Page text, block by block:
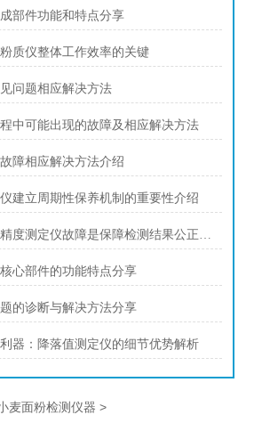
部件功能和特点分享
质仪整体工作效率的关键
问题相应解决方法
中可能出现的故障及相应解决方法
障相应解决方法介绍
建立周期性保养机制的重要性介绍
及时解决小麦粉加工精度测定仪故障是保障检测结果公正可靠的关键
心部件的功能特点分享
的诊断与解决方法分享
器：降落值测定仪的细节优势解析
麦面粉检测仪器 >